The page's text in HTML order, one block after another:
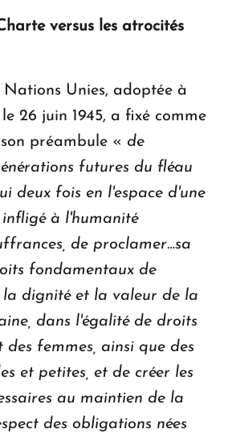
versus les atrocités
Unies, adoptée à
26 juin 1945, a fixé comme
préambule « de
futures du fléau
deux fois en l'espace d'une
à l'humanité
de proclamer…sa
fondamentaux de
la dignité et la valeur de la
dans l'égalité de droits
des femmes, ainsi que des
et petites, et de créer les
au maintien de la
des obligations nées